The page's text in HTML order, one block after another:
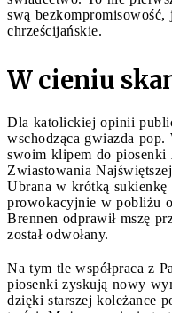
swą
chrześcijańskie.
W cieniu
Dla katolickiej opinii
wschodząca gwiazda pop.
swoim klipem do piosenki
Zwiastowania
Ubrana w krótką sukienkę
prowokacyjnie w pobliżu
Brennen odprawił mszę
został odwołany.
Na tym tle współpraca z
piosenki zyskują nowy
dzięki starszej koleżance